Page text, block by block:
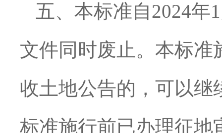
五、本标准自2024年
文件同时废止。本标准
收土地公告的，可以继
标准施行前已办理征地